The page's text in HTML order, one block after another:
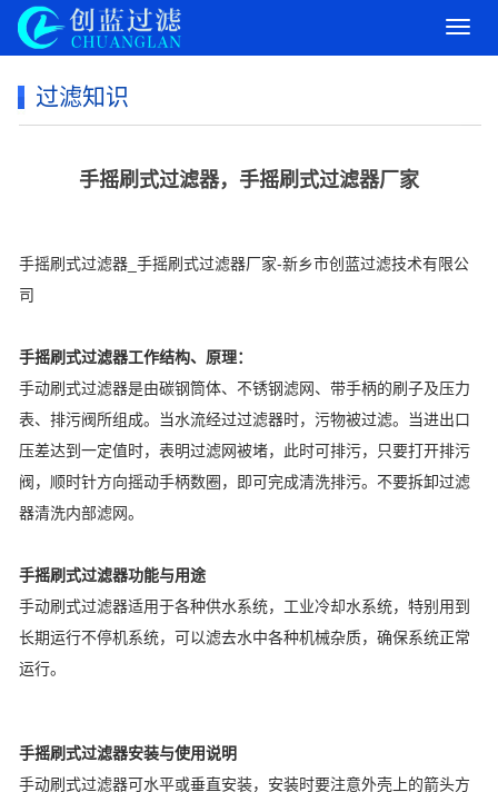
导
过滤知识
手摇刷式过滤器，手摇刷式过滤器厂家
手摇刷式过滤器_手摇刷式过滤器厂家-新乡市创蓝过滤技术有限公
司
手摇刷式过滤器工作结构、原理：
手动刷式过滤器是由碳钢筒体、不锈钢滤网、带手柄的刷子及压力
表、排污阀所组成。当水流经过过滤器时，污物被过滤。当进出口
压差达到一定值时，表明过滤网被堵，此时可排污，只要打开排污
阀，顺时针方向摇动手柄数圈，即可完成清洗排污。不要拆卸过滤
器清洗内部滤网。
手摇刷式过滤器功能与用途
手动刷式过滤器适用于各种供水系统，工业冷却水系统，特别用到
长期运行不停机系统，可以滤去水中各种机械杂质，确保系统正常
运行。
手摇刷式过滤器安装与使用说明
手动刷式过滤器可水平或垂直安装，安装时要注意外壳上的箭头方